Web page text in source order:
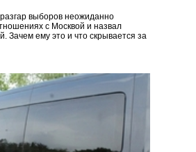
выборов неожиданно
с Москвой и назвал
Зачем ему это и что скрывается за